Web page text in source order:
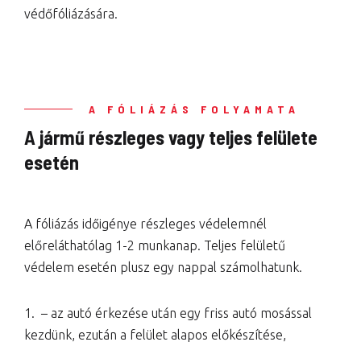
védőfóliázására.
A FÓLIÁZÁS FOLYAMATA
A jármű részleges vagy teljes felülete
esetén
A fóliázás időigénye részleges védelemnél
előreláthatólag 1-2 munkanap. Teljes felületű
védelem esetén plusz egy nappal számolhatunk.
1. – az autó érkezése után egy friss autó mosással
kezdünk, ezután a felület alapos előkészítése,